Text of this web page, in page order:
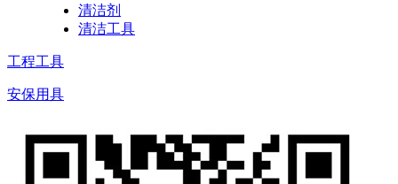
清洁剂
清洁工具
工程工具
安保用具